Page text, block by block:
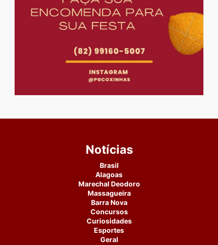
Notícias
Brasil
Alagoas
Marechal Deodoro
Massagueira
Barra Nova
Concursos
Curiosidades
Esportes
Geral